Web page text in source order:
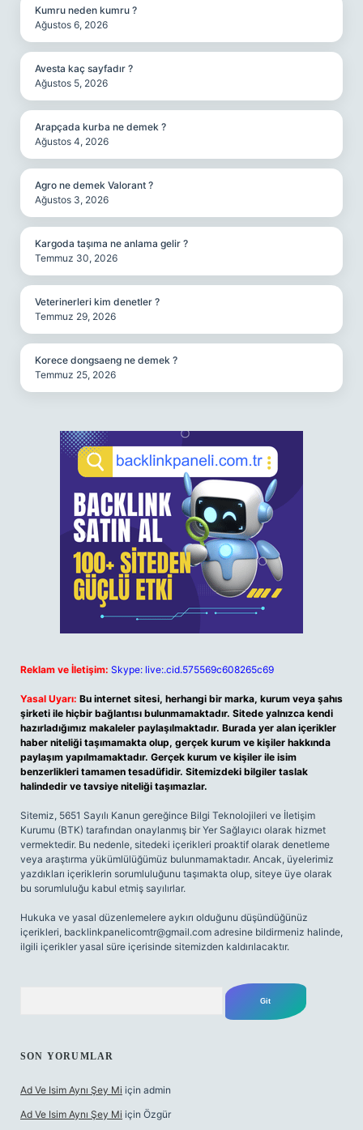
Kumru neden kumru ?
Ağustos 6, 2026
Avesta kaç sayfadır ?
Ağustos 5, 2026
Arapçada kurba ne demek ?
Ağustos 4, 2026
Agro ne demek Valorant ?
Ağustos 3, 2026
Kargoda taşıma ne anlama gelir ?
Temmuz 30, 2026
Veterinerleri kim denetler ?
Temmuz 29, 2026
Korece dongsaeng ne demek ?
Temmuz 25, 2026
Reklam ve İletişim: Skype: live:.cid.575569c608265c69
Yasal Uyarı: Bu internet sitesi, herhangi bir marka, kurum veya şahıs
şirketi ile hiçbir bağlantısı bulunmamaktadır. Sitede yalnızca kendi
hazırladığımız makaleler paylaşılmaktadır. Burada yer alan içerikler
haber niteliği taşımamakta olup, gerçek kurum ve kişiler hakkında
paylaşım yapılmamaktadır. Gerçek kurum ve kişiler ile isim
benzerlikleri tamamen tesadüfidir. Sitemizdeki bilgiler taslak
halindedir ve tavsiye niteliği taşımazlar.
Sitemiz, 5651 Sayılı Kanun gereğince Bilgi Teknolojileri ve İletişim
Kurumu (BTK) tarafından onaylanmış bir Yer Sağlayıcı olarak hizmet
vermektedir. Bu nedenle, sitedeki içerikleri proaktif olarak denetleme
veya araştırma yükümlülüğümüz bulunmamaktadır. Ancak, üyelerimiz
yazdıkları içeriklerin sorumluluğunu taşımakta olup, siteye üye olarak
bu sorumluluğu kabul etmiş sayılırlar.
Hukuka ve yasal düzenlemelere aykırı olduğunu düşündüğünüz
içerikleri, backlinkpanelicomtr@gmail.com adresine bildirmeniz halinde,
ilgili içerikler yasal süre içerisinde sitemizden kaldırılacaktır.
SON YORUMLAR
Ad Ve Isim Aynı Şey Mi için admin
Ad Ve Isim Aynı Şey Mi için Özgür